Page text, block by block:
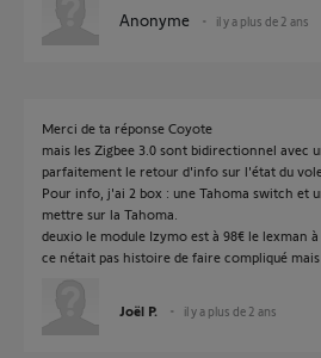
Anonyme il y a plus de 2 ans
Merci de ta réponse Coyote
mais les Zigbee 3.0 sont bidirectionnel avec
parfaitement le retour d'info sur l'état du
Pour info, j'ai 2 box : une Tahoma switch et
mettre sur la Tahoma.
deuxio le module Izymo est à 98€ le lexman à
ce nétait pas histoire de faire compliqué
Joël P. il y a plus de 2 ans